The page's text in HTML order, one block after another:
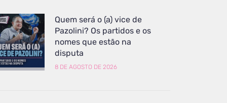
Quem será o (a) vice de
Pazolini? Os partidos e os
nomes que estão na
disputa
8 DE AGOSTO DE 2026